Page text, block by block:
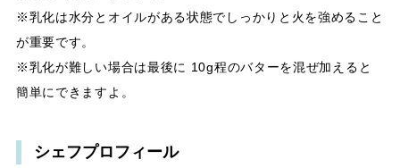
※乳化は水分とオイルがある状態でしっかりと火を強めること
が重要です。
※乳化が難しい場合は最後に 10g程のバターを混ぜ加えると
簡単にできますよ。
シェフプロフィール